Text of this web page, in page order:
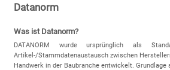
Datanorm
Was ist Datanorm?
DATANORM wurde ursprünglich als
Artikel-/Stammdatenaustausch zwischen
Handwerk in der Baubranche entwickelt. Grundlage